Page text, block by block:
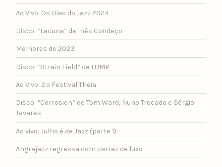
Ao Vivo: Os Dias do Jazz 2024
Disco: “Lacuna” de Inês Condeço
Melhores de 2023
Disco: “Strain Field” de LUMP
Ao Vivo: 2.º Festival Theia
Disco: “Corrosion” de Tom Ward, Nuno Trocado e Sérgio
Tavares
Ao vivo: Julho é de Jazz (parte 1)
Angrajazz regressa com cartaz de luxo